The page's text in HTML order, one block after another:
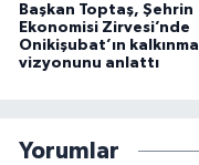
Başkan Toptaş, Şehrin
Ekonomisi Zirvesi’nde
Onikişubat’ın kalkınma
vizyonunu anlattı
Yorumlar